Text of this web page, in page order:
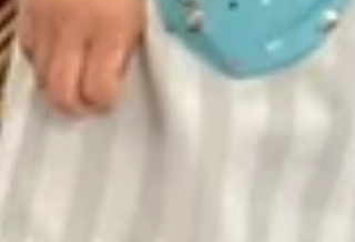
3月14日